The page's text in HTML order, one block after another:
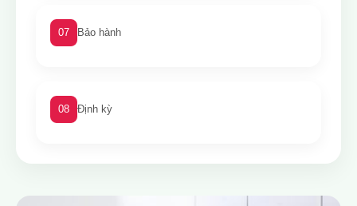
07 Bảo hành
08 Định kỳ